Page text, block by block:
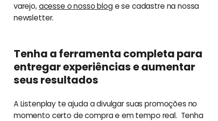
varejo,acesse o nosso bloge se cadastre na nossa
newsletter.
Tenha a ferramenta completa para
entregar experiências e aumentar
seus resultados
A Listenplay te ajuda a divulgar suas promoções no
momento certo de compra e em tempo real. Tenha